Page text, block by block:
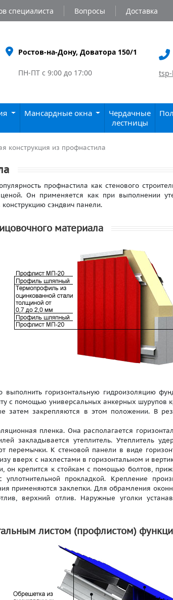
специалиста Вопросы Доставка
Ростов-на-Дону, Доватора 150/1
ПН-ПТ с 9:00 до 17:00
Мансардные окна
Чердачные
лестницы
конструкция из профнастила
профнастила как стенового
Он применяется как при выполнении
сэндвич панели.
материала
горизонтальную гидроизоляцию
с помощью универсальных анкерных
затем закрепляются в этом положении. В
пленка. Она располагается
закладывается утеплитель. Утеплитель
перемычки. К стеновой панели в виде
вверх с нахлестами в горизонтальном и
он крепится к стойкам с помощью болтов,
прокладкой. Крепление
применяются заклепки. Для обрамления
верхний отлив. Наружные уголки
листом (профлистом)